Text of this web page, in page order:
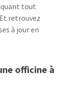
tout
retrouvez
à jour en
officine à